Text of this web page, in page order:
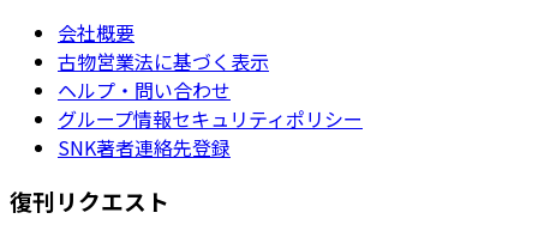
会社概要
古物営業法に基づく表示
ヘルプ・問い合わせ
グループ情報セキュリティポリシー
SNK著者連絡先登録
復刊リクエスト